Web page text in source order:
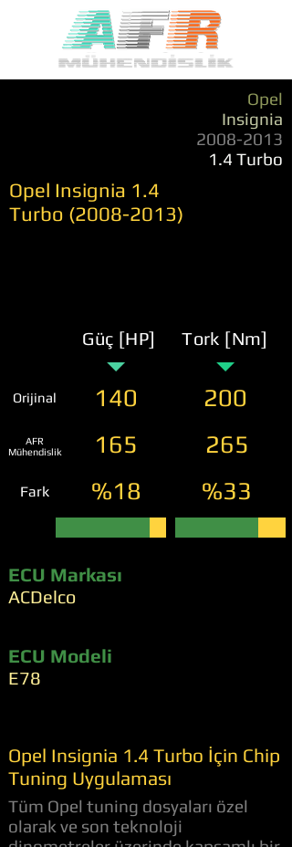
Opel
Insignia
2008-2013
1.4 Turbo
Opel Insignia 1.4
Turbo (2008-2013)
Güç [HP] Tork [Nm]
Orijinal 140 200
AFR
Mühendislik
165 265
Fark %18 %33
ECU Markası
ACDelco
ECU Modeli
E78
Opel Insignia 1.4 Turbo İçin Chip
Tuning Uygulaması
Tüm Opel tuning dosyaları özel
olarak ve son teknoloji